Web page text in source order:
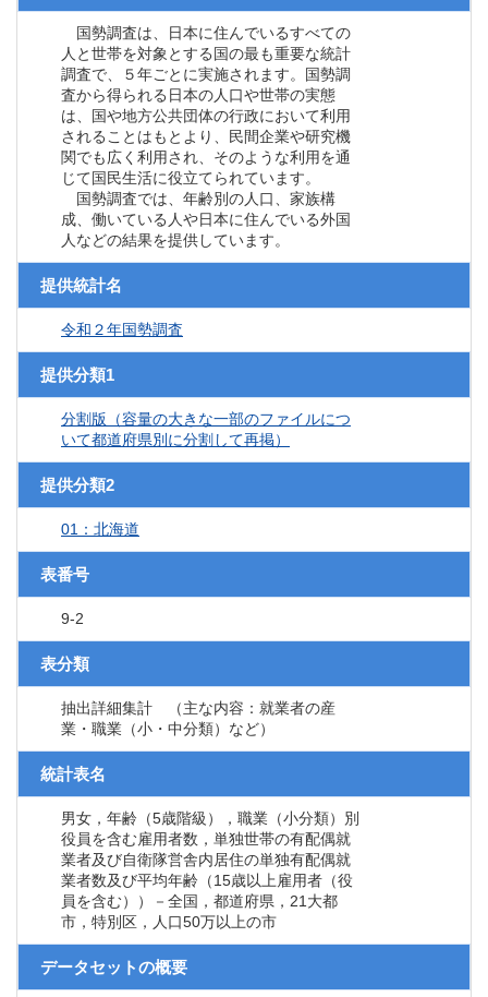
国勢調査は、日本に住んでいるすべての
人と世帯を対象とする国の最も重要な統計
調査で、５年ごとに実施されます。国勢調
査から得られる日本の人口や世帯の実態
は、国や地方公共団体の行政において利用
されることはもとより、民間企業や研究機
関でも広く利用され、そのような利用を通
じて国民生活に役立てられています。
国勢調査では、年齢別の人口、家族構
成、働いている人や日本に住んでいる外国
人などの結果を提供しています。
提供統計名
令和２年国勢調査
提供分類1
分割版（容量の大きな一部のファイルにつ
いて都道府県別に分割して再掲）
提供分類2
01：北海道
表番号
9-2
表分類
抽出詳細集計 （主な内容：就業者の産
業・職業（小・中分類）など）
統計表名
男女，年齢（5歳階級），職業（小分類）別
役員を含む雇用者数，単独世帯の有配偶就
業者及び自衛隊営舎内居住の単独有配偶就
業者数及び平均年齢（15歳以上雇用者（役
員を含む））－全国，都道府県，21大都
市，特別区，人口50万以上の市
データセットの概要